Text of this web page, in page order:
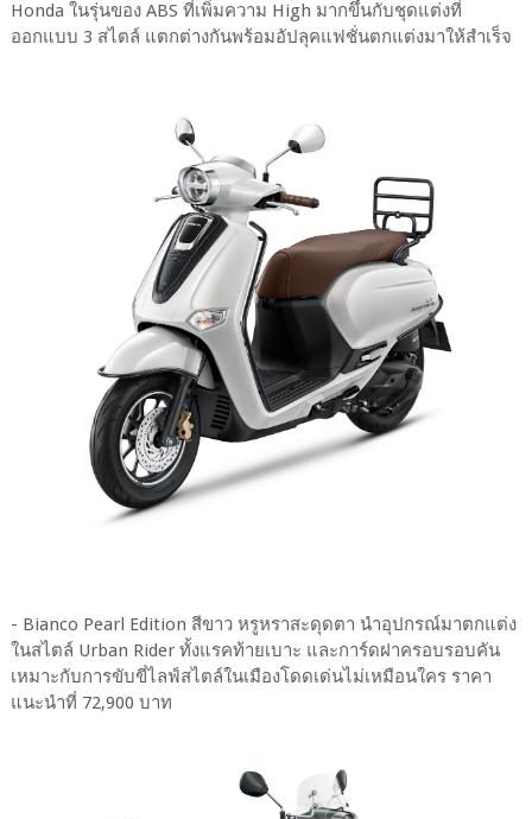
Honda ในรุ่นของ ABS ที่เพิ่มความ High มากขึ้นกับชุดแต่งที่
ออกแบบ 3 สไตล์ แตกต่างกันพร้อมอัปลุคแฟชั่นตกแต่งมาให้สำเร็จ
- Bianco Pearl Edition สีขาว หรูหราสะดุดตา นำอุปกรณ์มาตกแต่ง
ในสไตล์ Urban Rider ทั้งแรคท้ายเบาะ และการ์ดฝาครอบรอบคัน
เหมาะกับการขับขี่ไลฟ์สไตล์ในเมืองโดดเด่นไม่เหมือนใคร ราคา
แนะนำที่ 72,900 บาท